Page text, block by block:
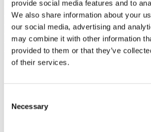
provide social media features and to
We also share information about your
our social media, advertising and
may combine it with other information
provided to them or that they’ve
of their services.
Selection
Necessary